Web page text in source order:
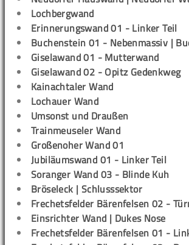
Lochbergwand
Erinnerungswand 01 - Linker Teil
Buchenstein 01 - Nebenmassiv |
Giselawand 01 - Mutterwand
Giselawand 02 - Opitz Gedenkweg
Kainachtaler Wand
Lochauer Wand
Umsonst und Draußen
Trainmeuseler Wand
Großenoher Wand 01
Jubiläumswand 01 - Linker Teil
Soranger Wand 03 - Blinde Kuh
Bröseleck | Schlusssektor
Frechetsfelder Bärenfelsen 02 -
Einsrichter Wand | Dukes Nose
Frechetsfelder Bärenfelsen 01 -